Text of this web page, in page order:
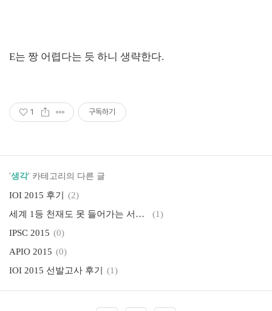
E는 짱 어렵다는 듯 하니 생략한다.
1 구독하기
'생각' 카테고리의 다른 글
IOI 2015 후기
(2)
세계 1등 천재도 못 들어가는 서울대
(1)
IPSC 2015 (0)
APIO 2015 (0)
IOI 2015 선발고사 후기
(1)